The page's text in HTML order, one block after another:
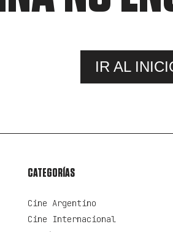
IR AL
CATEGORÍAS
Cine Argentino
Cine Internacional